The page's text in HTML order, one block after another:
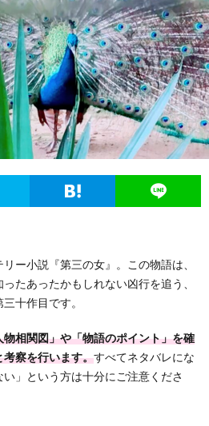
書
プ
ロ
フ
ィ
お
問
い
ー小説『第三の女』。この物語は、
たあったかもしれない凶行を追う、
十作目です。
物相関図」や「物語のポイント」を確
察を行います。すべてネタバレにな
」という方は十分にご注意くださ